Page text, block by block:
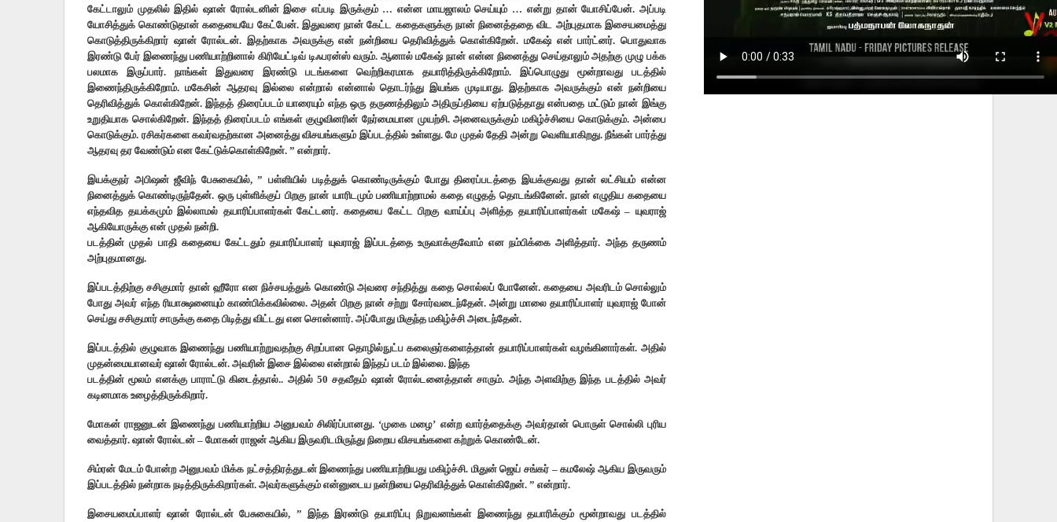
கேட்டாலும் முதலில் இதில் ஷான் ரோல்டனின் இசை எப்படி இருக்கும் … என்ன மாயஜாலம் செய்யும் … என்று தான் யோசிப்பேன். அப்படி
யோசித்துக் கொண்டுதான் கதையையே கேட்பேன். இதுவரை நான் கேட்ட கதைகளுக்கு நான் நினைத்ததை விட அற்புதமாக இசையமைத்து
கொடுத்திருக்கிறார் ஷான் ரோல்டன். இதற்காக அவருக்கு என் நன்றியை தெரிவித்துக் கொள்கிறேன். மகேஷ் என் பார்ட்னர். பொதுவாக
இரண்டு பேர் இணைந்து பணியாற்றினால் கிரியேட்டிவ் டிஃபரன்ஸ் வரும்.‌ ஆனால் மகேஷ் நான் என்ன நினைத்து செய்தாலும் அதற்கு முழு பக்க
பலமாக இருப்பார். நாங்கள் இதுவரை இரண்டு படங்களை வெற்றிகரமாக தயாரித்திருக்கிறோம். இப்பொழுது மூன்றாவது படத்தில்
இணைந்திருக்கிறோம். மகேசின் ஆதரவு இல்லை என்றால் என்னால் தொடர்ந்து இயங்க முடியாது. இதற்காக அவருக்கும் என் நன்றியை
தெரிவித்துக் கொள்கிறேன். இந்தத் திரைப்படம் யாரையும் எந்த ஒரு தருணத்திலும் அதிருப்தியை ஏற்படுத்தாது என்பதை மட்டும் நான் இங்கு
உறுதியாக சொல்கிறேன். இந்தத் திரைப்படம் எங்கள் குழுவினரின் நேர்மையான முயற்சி. அனைவருக்கும் மகிழ்ச்சியை கொடுக்கும். அன்பை
கொடுக்கும். ரசிகர்களை கவர்வதற்கான அனைத்து விசயங்களும் இப்படத்தில் உள்ளது. மே முதல் தேதி அன்று வெளியாகிறது. நீங்கள் பார்த்து
ஆதரவு தர வேண்டும் என கேட்டுக்கொள்கிறேன். ” என்றார்.
இயக்குநர் அபிஷன் ஜீவிந் பேசுகையில், ” பள்ளியில் படித்துக் கொண்டிருக்கும் போது திரைப்படத்தை இயக்குவது தான் லட்சியம் என்ன
நினைத்துக் கொண்டிருந்தேன். ஒரு புள்ளிக்குப் பிறகு நான் யாரிடமும் பணியாற்றாமல் கதை எழுதத் தொடங்கினேன். நான் எழுதிய கதையை
எந்தவித தயக்கமும் இல்லாமல் தயாரிப்பாளர்கள் கேட்டனர். கதையை கேட்ட பிறகு வாய்ப்பு அளித்த தயாரிப்பாளர்கள் மகேஷ் – யுவராஜ்
ஆகியோருக்கு என் முதல் நன்றி.
படத்தின் முதல் பாதி கதையை கேட்டதும் தயாரிப்பாளர் யுவராஜ் இப்படத்தை உருவாக்குவோம் என நம்பிக்கை அளித்தார். அந்த தருணம்
அற்புதமானது.‌
இப்படத்திற்கு சசிகுமார் தான் ஹீரோ என நிச்சயத்துக் கொண்டு அவரை சந்தித்து கதை சொல்லப் போனேன். கதையை அவரிடம் சொல்லும்
போது அவர் எந்த ரியாக்ஷனையும் காண்பிக்கவில்லை. அதன் பிறகு நான் சற்று சோர்வடைந்தேன். அன்று மாலை தயாரிப்பாளர் யுவராஜ் போன்
செய்து சசிகுமார் சாருக்கு கதை பிடித்து விட்டது என சொன்னார். அப்போது மிகுந்த மகிழ்ச்சி அடைந்தேன்.
இப்படத்தில் குழுவாக இணைந்து பணியாற்றுவதற்கு சிறப்பான தொழில்நுட்ப கலைஞர்களைத்தான் தயாரிப்பாளர்கள் வழங்கினார்கள். அதில்
முதன்மையானவர் ஷான் ரோல்டன். அவரின் இசை இல்லை என்றால் இந்தப் படம் இல்லை. இந்த
படத்தின் மூலம் எனக்கு பாராட்டு கிடைத்தால்.. அதில் 50 சதவீதம் ஷான் ரோல்டனைத்தான் சாரும். அந்த அளவிற்கு இந்த படத்தில் அவர்
கடினமாக உழைத்திருக்கிறார்.
மோகன் ராஜனுடன் இணைந்து பணியாற்றிய அனுபவம் சிலிர்ப்பானது. ‘முகை மழை’ என்ற வார்த்தைக்கு அவர்தான் பொருள் சொல்லி புரிய
வைத்தார். ஷான் ரோல்டன் – மோகன் ராஜன் ஆகிய இருவரிடமிருந்து நிறைய விசயங்களை கற்றுக் கொண்டேன்.
சிம்ரன் மேடம் போன்ற அனுபவம் மிக்க நட்சத்திரத்துடன் இணைந்து பணியாற்றியது மகிழ்ச்சி.‌ மிதுன் ஜெய் சங்கர் – கமலேஷ் ஆகிய இருவரும்
இப்படத்தில் நன்றாக நடித்திருக்கிறார்கள். அவர்களுக்கும் என்னுடைய நன்றியை தெரிவித்துக் கொள்கிறேன். ” என்றார்.
இசையமைப்பாளர் ஷான் ரோல்டன் பேசுகையில், ” இந்த இரண்டு தயாரிப்பு நிறுவனங்கள் இணைந்து தயாரிக்கும் மூன்றாவது படத்தில்